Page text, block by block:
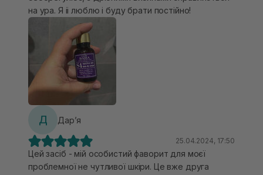
сухої шкіри може підсушувати - можливо краще
зонально за необхідністю використовувати +
закривати плотнішим кремом.
на ура. Я іі люблю і буду брати постійно!
Д Дарʼя
25.04.2024, 17:50
Цей засіб - мій особистий фаворит для моєї
проблемної не чутливої шкіри. Це вже друга